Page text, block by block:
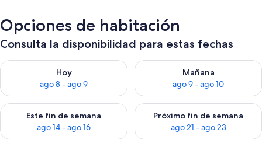
Opciones de habitación
Consulta la disponibilidad para estas fechas
Hoy
ago 8 - ago 9
Consulta la disponibilidad para hoy ago 8 - ago 9
Mañana
ago 9 - ago 10
Consulta la disponibilidad
Este fin de semana
ago 14 - ago 16
Consulta la disponibilidad para este fin de semana ago 14 -
Próximo fin de semana
ago 21 - ago 23
Consulta la disponibilidad